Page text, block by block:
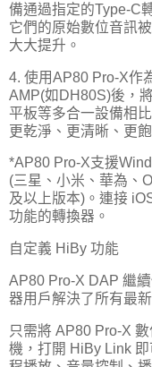
備通過指定的Type-C
它們的原始數位音訊
大大提升。
4. 使用AP80 Pro-X作
AMP(如DH80S)後，
平板等多合一設備相
更乾淨、更清晰、更
*AP80 Pro-X支援
(三星、小米、華為、
及以上版本)。連接
功能的轉換器。
自定義 HiBy 功能
AP80 Pro-X DAP 繼
器用戶解決了所有最新
只需將 AP80 Pro-X
機，打開 HiBy Link